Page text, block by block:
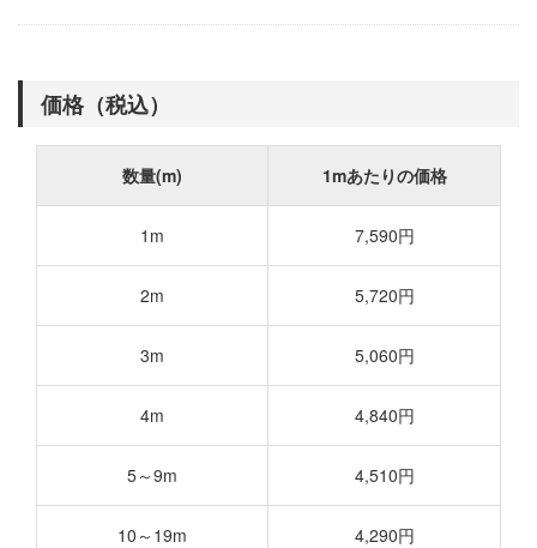
価格（税込）
数量(m) 1mあたりの価格
1m 7,590円
2m 5,720円
3m 5,060円
4m 4,840円
5～9m 4,510円
10～19m 4,290円